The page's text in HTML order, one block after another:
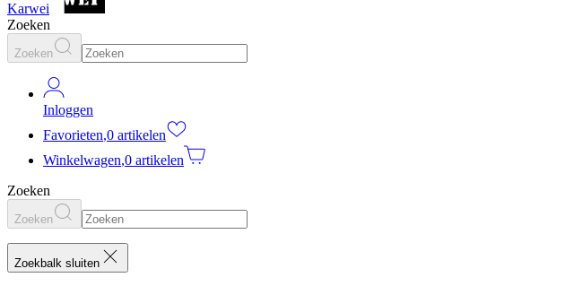
Karwei
Zoeken
Zoeken
Inloggen
Favorieten,0 artikelen
Winkelwagen,0 artikelen
Zoeken
Zoeken
Zoekbalk sluiten